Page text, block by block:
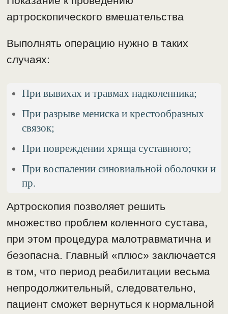
артроскопического вмешательства
Выполнять операцию нужно в таких
случаях:
При вывихах и травмах надколенника;
При разрыве мениска и крестообразных
связок;
При повреждении хряща суставного;
При воспалении синовиальной оболочки и
пр.
Артроскопия позволяет решить
множество проблем коленного сустава,
при этом процедура малотравматична и
безопасна. Главный «плюс» заключается
в том, что период реабилитации весьма
непродолжительный, следовательно,
пациент сможет вернуться к нормальной